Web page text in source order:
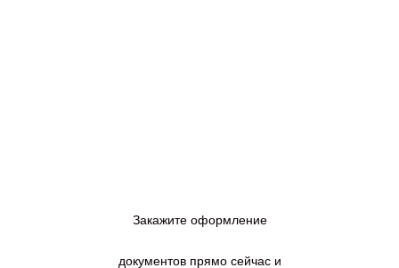
Закажите оформление
документов прямо сейчас и